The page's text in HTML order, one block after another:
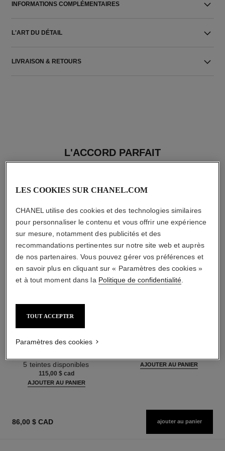
INFORMATIONS COMPLÉMENTAIRES
L'ART DU DÉTAIL
LIVRAISON & RETOURS
L'ACCORD PARFAIT
ensoleillée
Harmonie de Trois Poudres
Blush et Enlumineur. Visage,
Cou et Décolleté. Maxi Format
Réf. 186362
5 teintes disponibles
115,00 $ cad
AJOUTER AU PANIER
AJOUTER AU PANIER
86,00 $ CAD ajouter au panier
LES COOKIES SUR CHANEL.COM
CHANEL utilise des cookies et des technologies similaires
pour personnaliser le contenu et vous offrir une expérience
sur mesure, notamment des publicités et des
recommandations pertinentes sur notre site web et auprès
de nos partenaires. Vous pouvez gérer vos préférences et
en savoir plus en cliquant sur « Paramètres des cookies »
et à tout moment dans la Politique de confidentialité.
TOUT ACCEPTER
Paramètres des cookies